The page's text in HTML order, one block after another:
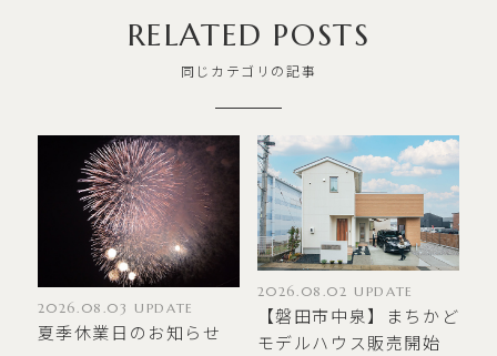
RELATED POSTS
同じカテゴリの記事
2026.08.03 UPDATE
夏季休業日のお知らせ
2026.08.02 UPDATE
【磐田市中泉】まちかど
モデルハウス販売開始